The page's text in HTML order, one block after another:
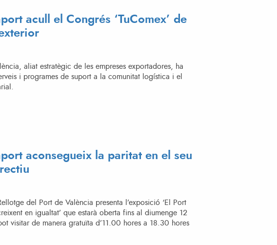
acull el Congrés ‘TuComex’ de
aliat estratègic de les empreses exportadores, ha
i programes de suport a la comunitat logística i el
aconsegueix la paritat en el seu
del Port de València presenta l’exposició ‘El Port
en igualtat’ que estarà oberta fins al diumenge 12
visitar de manera gratuïta d’11.00 hores a 18.30 hores